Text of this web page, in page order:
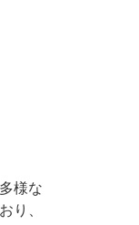
様な
り、